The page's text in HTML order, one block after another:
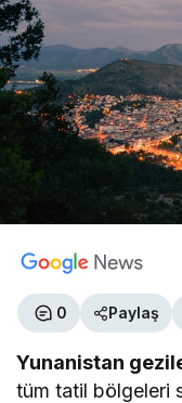
0 Paylaş
Yunanistan
tüm tatil bölgeleri